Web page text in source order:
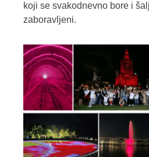
koji se svakodnevno bore i
zaboravljeni.